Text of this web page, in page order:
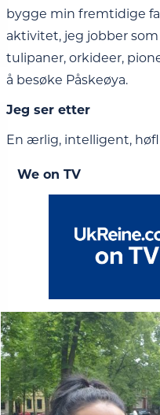
bygge min fremtidige
aktivitet, jeg jobber
tulipaner, orkideer,
å besøke Påskeøya.
Jeg ser etter
En ærlig, intelligent,
We on TV